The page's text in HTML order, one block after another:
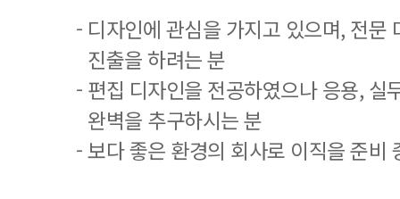
- 디자인에 관심을 가지고 있으며, 전문
진출을 하려는 분
- 편집 디자인을 전공하였으나 응용, 실
완벽을 추구하시는 분
- 보다 좋은 환경의 회사로 이직을 준비